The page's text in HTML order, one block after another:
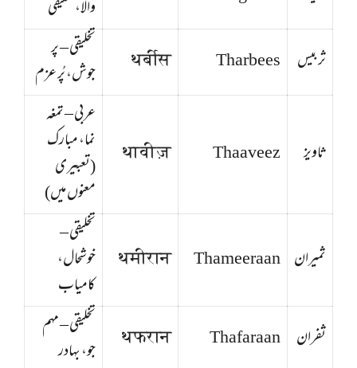
والا، تخلیقی
ثربیس
Tharbees
थर्बीस
تخلیقی – پر
جوش، پُر عزم
ثاویز Thaaveez
थावीज़
عربی – تمغہ
نما، مبارک
(تعبیری
معنوں میں)
ثمیران Thameeraan
थमीरान
تخلیقی –
خوشحال،
کامیاب
ثفران Thafaraan
थफरान
تخلیقی – مہم
جو، بہادر